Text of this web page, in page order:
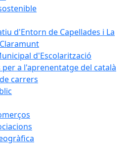
d'Entorn de Capellades i La
d'Escolarització
per a l'aprenentatge del català
carrers